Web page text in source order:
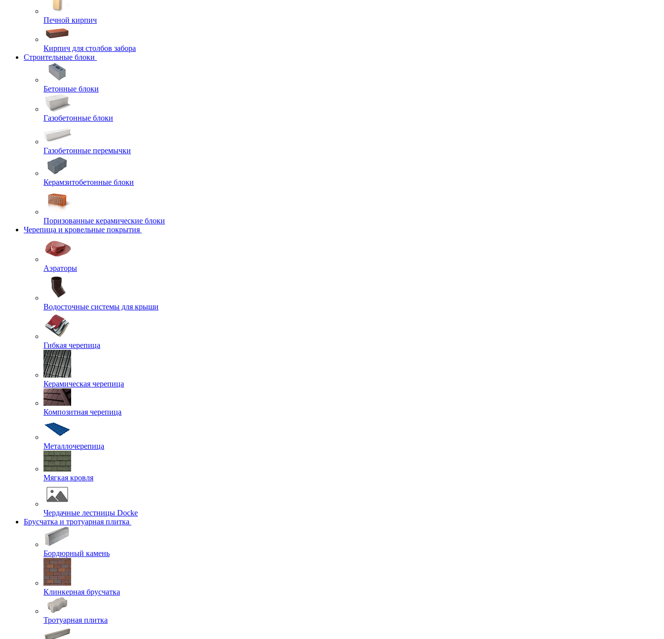
Печной кирпич
Кирпич для столбов забора
Строительные блоки
Бетонные блоки
Газобетонные блоки
Газобетонные перемычки
Керамзитобетонные блоки
Поризованные керамические блоки
Черепица и кровельные покрытия
Аэраторы
Водосточные системы для крыши
Гибкая черепица
Керамическая черепица
Композитная черепица
Металлочерепица
Мягкая кровля
Чердачные лестницы Docke
Брусчатка и тротуарная плитка
Бордюрный камень
Клинкерная брусчатка
Тротуарная плитка